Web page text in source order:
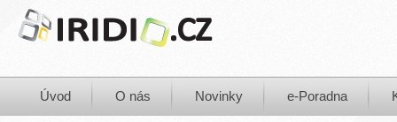
Úvod O nás Novinky e-Poradna